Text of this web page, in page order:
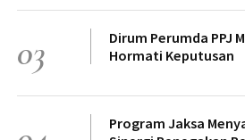
03
Dirum Perumda PPJ
Hormati Keputusan
Program Jaksa